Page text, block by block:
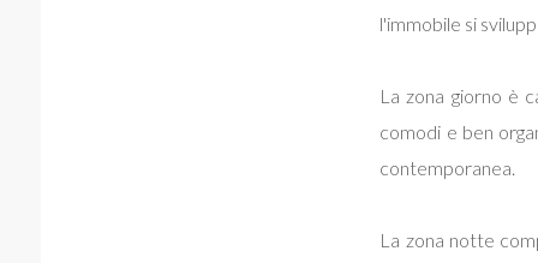
l'immobile si
La zona giorno è
comodi e ben
contemporanea.
La zona notte